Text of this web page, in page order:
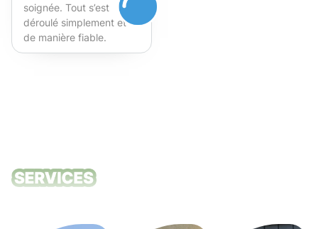
soignée. Tout s’est
déroulé simplement et
de manière fiable.
Fortement recommandé !